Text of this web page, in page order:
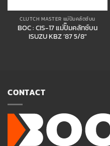
CLUTCH MASTER แม่ปั๊มคลัตช์บน
BOC : CIS-17 แม่ปั๊มคลัทช์บน
ISUZU KBZ ’87 5/8″
CONTACT